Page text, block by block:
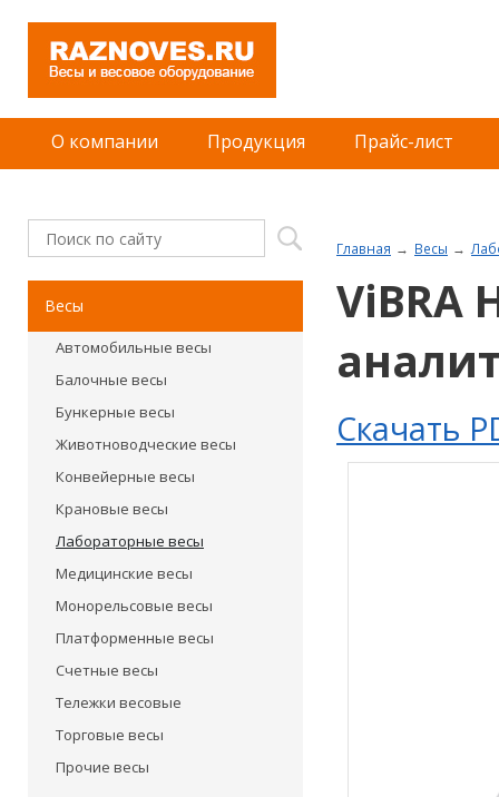
О компании Продукция Прайс-лист
Главная Весы
ViBRA
Скачать
Весы
Автомобильные весы
Балочные весы
Бункерные весы
Животноводческие весы
Конвейерные весы
Крановые весы
Лабораторные весы
Медицинские весы
Монорельсовые весы
Платформенные весы
Счетные весы
Тележки весовые
Торговые весы
Прочие весы